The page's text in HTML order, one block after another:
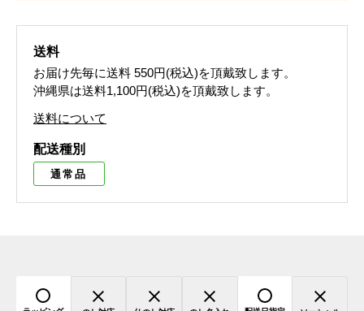
送料
お届け先毎に送料 550円(税込)を頂戴致します。
沖縄県は送料1,100円(税込)を頂戴致します。
送料について
配送種別
通常品